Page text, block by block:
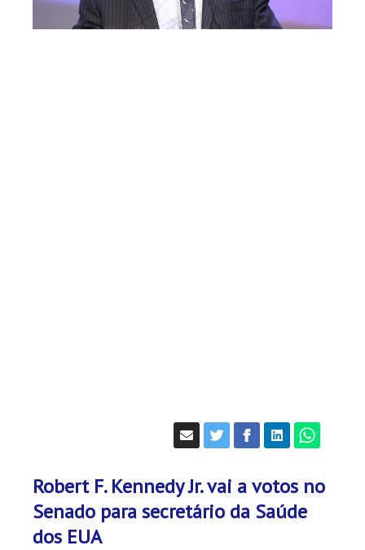
Robert F. Kennedy Jr. vai a votos no
Senado para secretário da Saúde
dos EUA